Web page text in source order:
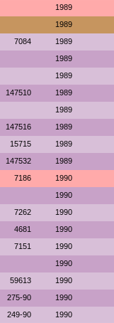
1989
1989
7084 1989
1989
1989
147510 1989
1989
147516 1989
15715 1989
147532 1989
7186 1990
1990
7262 1990
4681 1990
7151 1990
1990
59613 1990
275-90 1990
249-90 1990